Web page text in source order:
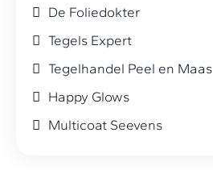
De Foliedokter
Tegels Expert
Tegelhandel Peel en Maas
Happy Glows
Multicoat Seevens